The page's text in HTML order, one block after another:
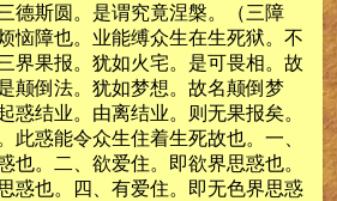
德斯圆。是谓究竟涅槃。（三障
恼障也。业能缚众生在生死狱。不
界果报。犹如火宅。是可畏相。故
颠倒法。犹如梦想。故名颠倒梦
惑结业。由离结业。则无果报矣。
此惑能令众生住着生死故也。一、
也。二、欲爱住。即欲界思惑也。
惑也。四、有爱住。即无色界思惑